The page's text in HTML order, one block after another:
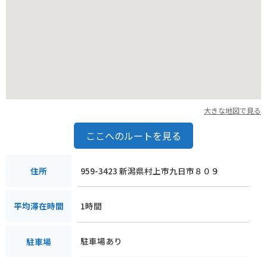
大きな地図で見る
ここへのルートを見る
住所 959-3423 新潟県村上市九日市８０９
平均滞在時間 1時間
駐車場 駐車場あり